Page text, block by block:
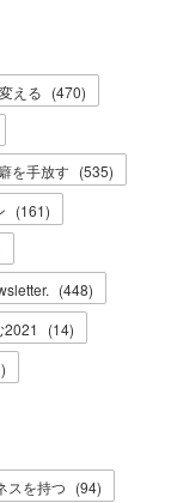
える (470)
を手放す (535)
(161)
(448)
2021 (14)
)
スを持つ (94)